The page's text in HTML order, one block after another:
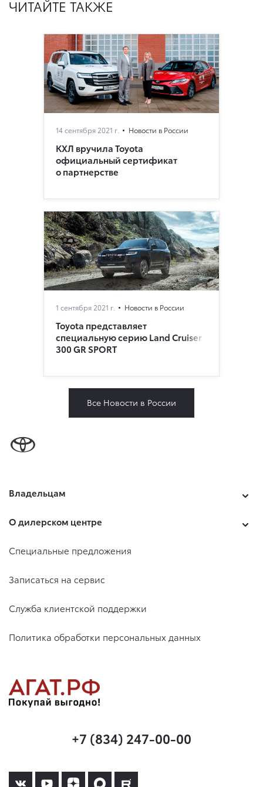
ЧИТАЙТЕ ТАКЖЕ
14 сентября 2021 г. Новости в России
КХЛ вручила Toyota
официальный сертификат
о партнерстве
1 сентября 2021 г. Новости в России
Toyota представляет
специальную серию Land Cruiser
300 GR SPORT
Все Новости в России
Владельцам
О дилерском центре
Специальные предложения
Записаться на сервис
Служба клиентской поддержки
Политика обработки персональных данных
+7 (834) 247-00-00